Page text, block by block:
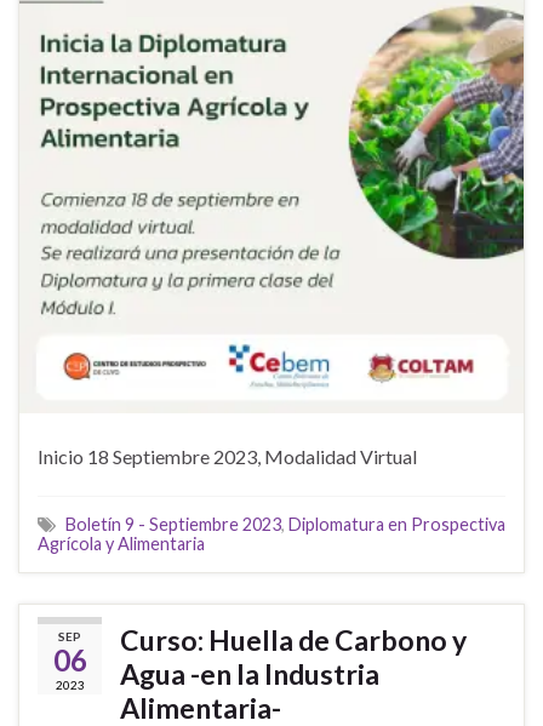
Inicio 18 Septiembre 2023, Modalidad Virtual
Boletín 9 - Septiembre 2023, Diplomatura en Prospectiva
Agrícola y Alimentaria
SEP
06
2023
Curso: Huella de Carbono y
Agua -en la Industria
Alimentaria-